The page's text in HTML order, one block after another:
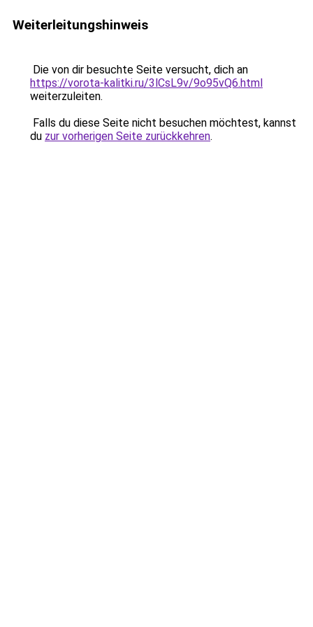
Weiterleitungshinweis
Die von dir besuchte Seite versucht, dich an
https://vorota-kalitki.ru/3lCsL9v/9o95vQ6.html
weiterzuleiten.
Falls du diese Seite nicht besuchen möchtest, kannst
du zur vorherigen Seite zurückkehren.